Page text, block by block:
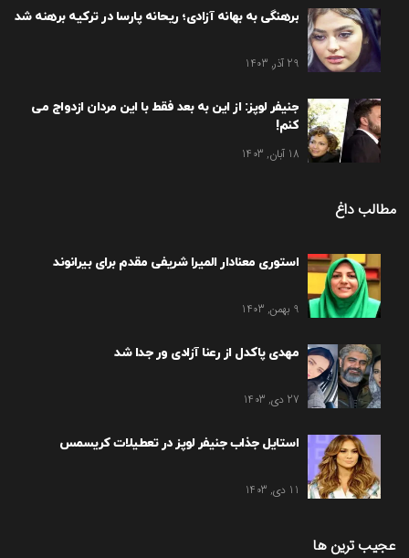
برهنگی به بهانه آزادی؛ ریحانه پارسا در ترکیه برهنه شد
29 آذر, 1403
جنیفر لوپز: از این به بعد فقط با این مردان ازدواج می
کنم!
18 آبان, 1403
مطالب داغ
استوری معنادار المیرا شریفی مقدم برای بیرانوند
9 بهمن, 1403
مهدی پاکدل از رعنا آزادی ور جدا شد
27 دی, 1403
استایل جذاب جنیفر لوپز در تعطیلات کریسمس
11 دی, 1403
عجیب ترین ها